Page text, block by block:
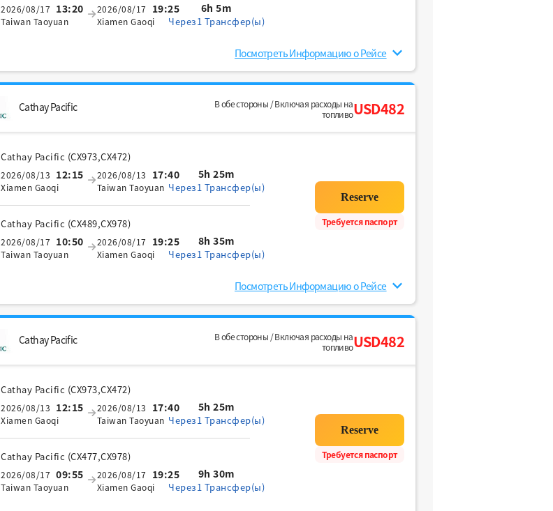
2026/08/17 13:20
Taiwan Taoyuan
2026/08/17 19:25
Xiamen Gaoqi
6h 5m
Через1 Трансфер(ы)
Посмотреть Информацию о Рейсе
Cathay Pacific
В обе стороны / Включая расходы на
топливоUSD482
Cathay Pacific (CX973,CX472)
2026/08/13 12:15
Xiamen Gaoqi
2026/08/13 17:40
Taiwan Taoyuan
5h 25m
Через1 Трансфер(ы)
Cathay Pacific (CX489,CX978)
2026/08/17 10:50
Taiwan Taoyuan
2026/08/17 19:25
Xiamen Gaoqi
8h 35m
Через1 Трансфер(ы)
Требуется паспорт
Посмотреть Информацию о Рейсе
Cathay Pacific
В обе стороны / Включая расходы на
топливоUSD482
Cathay Pacific (CX973,CX472)
2026/08/13 12:15
Xiamen Gaoqi
2026/08/13 17:40
Taiwan Taoyuan
5h 25m
Через1 Трансфер(ы)
Cathay Pacific (CX477,CX978)
2026/08/17 09:55
Taiwan Taoyuan
2026/08/17 19:25
Xiamen Gaoqi
9h 30m
Через1 Трансфер(ы)
Требуется паспорт